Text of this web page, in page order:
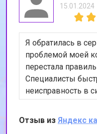
15.01.2024
Я обратилась в
проблемой моей
перестала
Специалисты
неисправность в
устранили её.
работает как
качеством
Отзыв из Яндекс